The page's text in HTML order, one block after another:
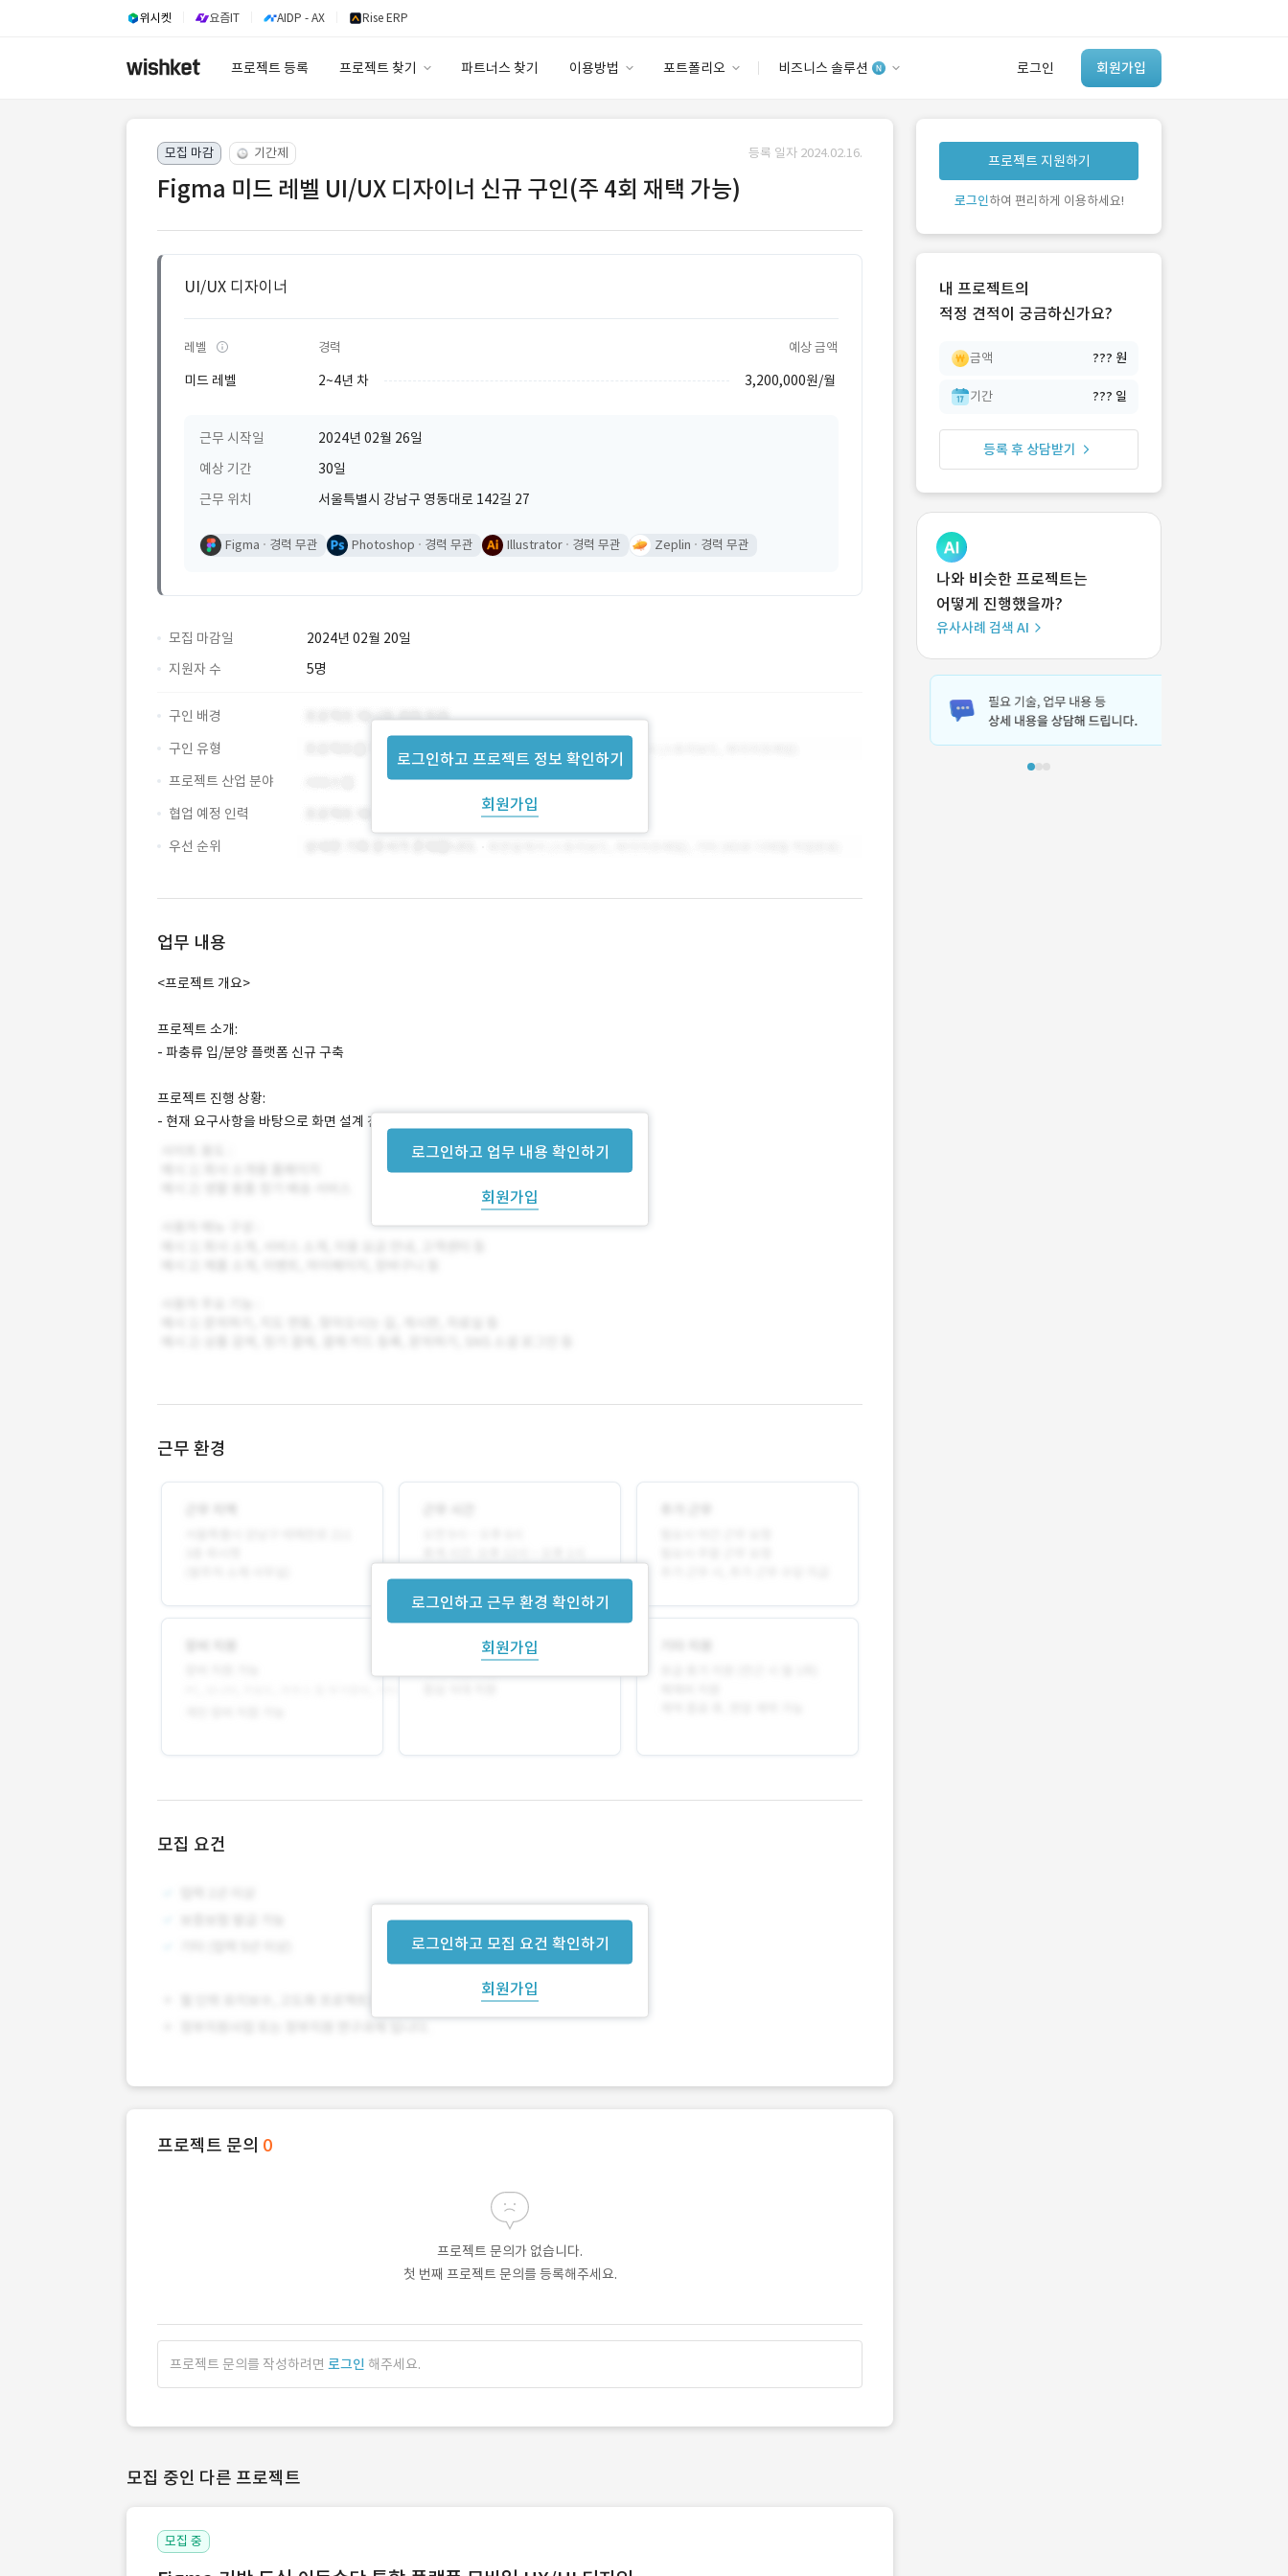
위시켓 요즘IT AIDP - AX Rise ERP
프로젝트 등록 프로젝트 찾기 파트너스 찾기 이용방법 포트폴리오 비즈니스 솔루션 로그인 회원가입
이용요금
고객센터
안심 코드 케어
유사사례 검색 AI
‘이런 거’ 만들어본
개발 회사 있어?
모집 마감 기간제 등록 일자 2024.02.16.
Figma 미드 레벨 UI/UX 디자이너 신규 구인(주 4회 재택 가능)
UI/UX 디자이너
레벨 경력 예상 금액
미드 레벨 2~4년 차 3,200,000원/월
근무 시작일
2024년 02월 26일
예상 기간
30일
근무 위치
서울특별시 강남구 영동대로 142길 27
Figma 경력 무관 Photoshop 경력 무관 Illustrator 경력 무관 Zeplin 경력 무관
모집 마감일
2024년 02월 20일
지원자 수
5명
로그인하고 프로젝트 정보 확인하기
회원가입
구인 배경
구인 유형
프로젝트 산업 분야
협업 예정 인력
우선 순위
업무 내용
로그인하고 업무 내용 확인하기
회원가입
<프로젝트 개요>
프로젝트 소개:
- 파충류 입/분양 플랫폼 신규 구축
프로젝트 진행 상황:
- 현재 요구사항을 바탕으로 화면 설계 진행 중입니다.
근무 환경
로그인하고 근무 환경 확인하기
회원가입
모집 요건
로그인하고 모집 요건 확인하기
회원가입
프로젝트 문의 0
프로젝트 문의가 없습니다.
첫 번째 프로젝트 문의를 등록해주세요.
프로젝트 문의를 작성하려면 로그인 해주세요.
모집 중인 다른 프로젝트
모집 중
프로젝트 지원하기
로그인하여 편리하게 이용하세요!
내 프로젝트의
적정 견적이 궁금하신가요?
금액 ??? 원
기간 ??? 일
등록 후 상담받기
나와 비슷한 프로젝트는
어떻게 진행했을까?
유사사례 검색 AI